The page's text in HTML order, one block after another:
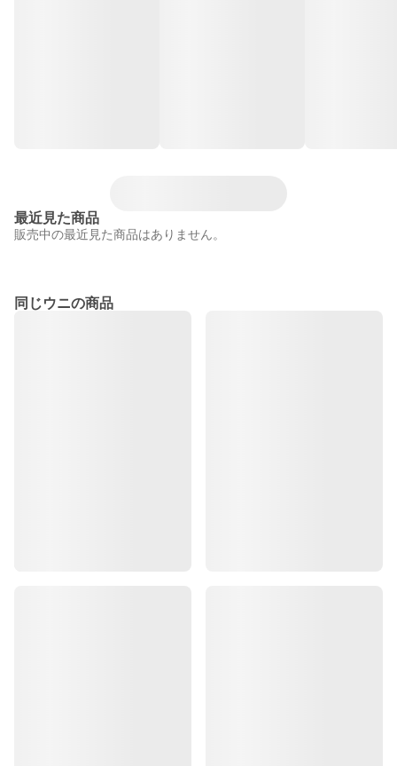
最近見た商品
販売中の最近見た商品はありません。
同じウニの商品